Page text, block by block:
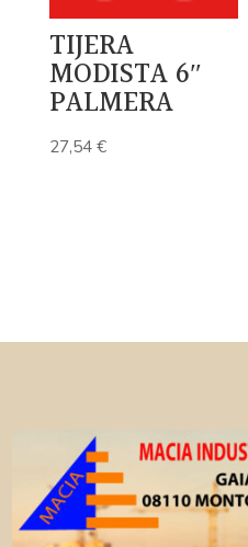
TIJERA
MODISTA 6″
PALMERA
27,54€